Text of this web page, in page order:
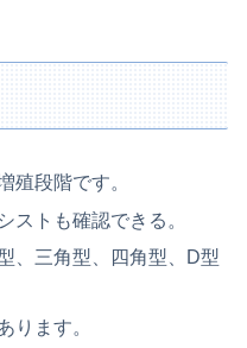
殖段階です。
ストも確認できる。
、三角型、四角型、D型
ります。